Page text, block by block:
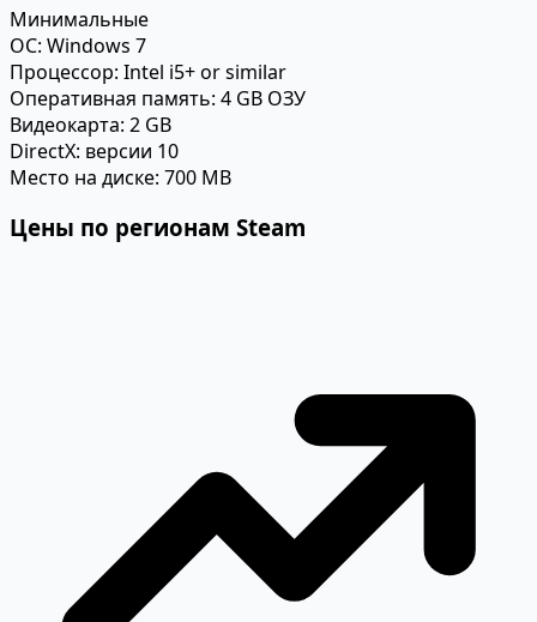
Минимальные
ОС: Windows 7
Процессор: Intel i5+ or similar
Оперативная память: 4 GB ОЗУ
Видеокарта: 2 GB
DirectX: версии 10
Место на диске: 700 MB
Цены по регионам Steam